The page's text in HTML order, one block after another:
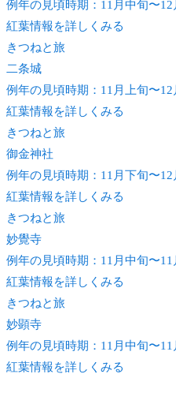
例年の見頃時期：11月中旬〜12
紅葉情報を詳しくみる
きつねと旅
二条城
例年の見頃時期：11月上旬〜12
紅葉情報を詳しくみる
きつねと旅
御金神社
例年の見頃時期：11月下旬〜12
紅葉情報を詳しくみる
きつねと旅
妙覺寺
例年の見頃時期：11月中旬〜11
紅葉情報を詳しくみる
きつねと旅
妙顕寺
例年の見頃時期：11月中旬〜11
紅葉情報を詳しくみる